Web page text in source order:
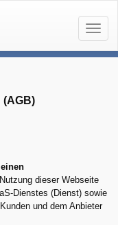
dieser Webseite
Dienstes (Dienst) sowie
und dem Anbieter